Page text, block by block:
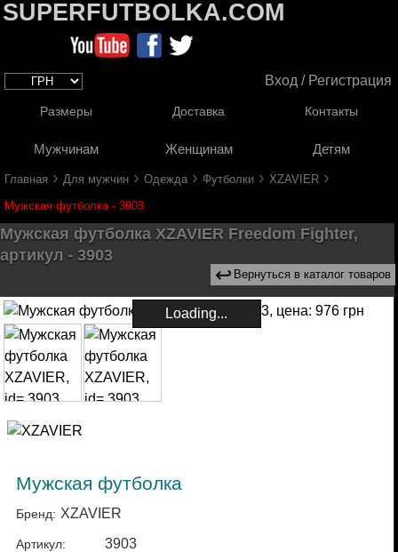
SUPERFUTBOLKA.COM
Вход / Регистрация
Размеры Доставка Контакты
Мужчинам Женщинам Детям
Главная › Для мужчин › Одежда › Футболки › XZAVIER ›
Мужская футболка - 3903
Мужская футболка XZAVIER Freedom Fighter,
артикул - 3903
↩ Вернуться в каталог товаров
Loading...
Мужская футболка
Бренд: XZAVIER
Артикул: 3903